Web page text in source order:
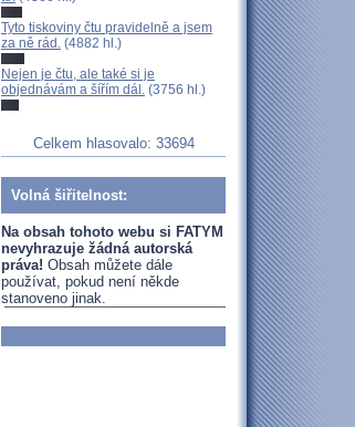
Tyto tiskoviny čtu pravidelně a jsem
za ně rád. (4882 hl.)
Nejen je čtu, ale také si je
objednávám a šířím dál. (3756 hl.)
Celkem hlasovalo: 33694
Volná šiřitelnost:
Na obsah tohoto webu si FATYM
nevyhrazuje žádná autorská
práva! Obsah můžete dále
používat, pokud není někde
stanoveno jinak.